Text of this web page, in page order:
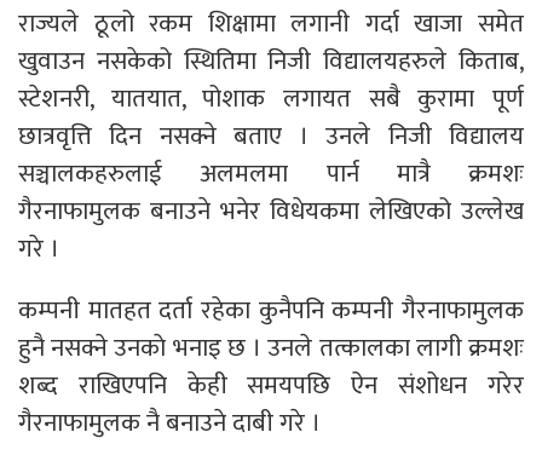
राज्यले ठूलो रकम शिक्षामा लगानी गर्दा खाजा समेत
खुवाउन नसकेको स्थितिमा निजी विद्यालयहरुले किताब,
स्टेशनरी, यातयात, पोशाक लगायत सबै कुरामा पूर्ण
छात्रवृत्ति दिन नसक्ने बताए । उनले निजी विद्यालय
सञ्चालकहरुलाई अलमलमा पार्न मात्रै क्रमशः
गैरनाफामुलक बनाउने भनेर विधेयकमा लेखिएको उल्लेख
गरे ।
कम्पनी मातहत दर्ता रहेका कुनैपनि कम्पनी गैरनाफामुलक
हुनै नसक्ने उनकाे भनाइ छ । उनले तत्कालका लागी क्रमशः
शब्द राखिएपनि केही समयपछि ऐन संशोधन गरेर
गैरनाफामुलक नै बनाउने दाबी गरे ।